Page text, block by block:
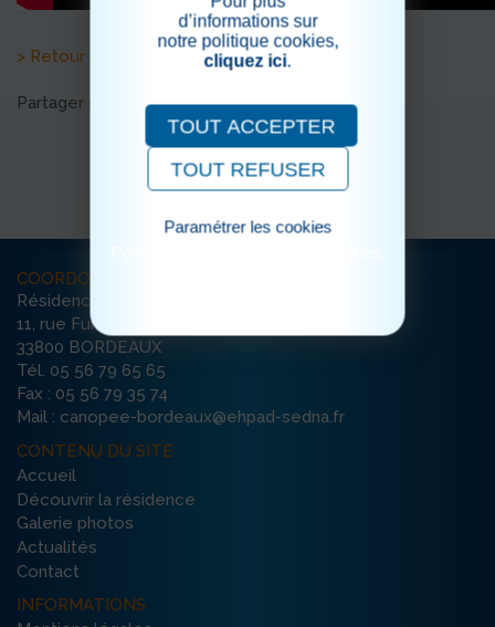
> Retour aux actualités
Partager sur les réseaux sociaux
COORDONNÉES
Résidence La Canopée
11, rue Furtado
33800 BORDEAUX
Tél. 05 56 79 65 65
Fax : 05 56 79 35 74
Mail : canopee-bordeaux@ehpad-sedna.fr
CONTENU DU SITE
Accueil
Découvrir la résidence
Galerie photos
Actualités
Contact
INFORMATIONS
d’informations sur
notre politique cookies,
cliquez ici.
TOUT ACCEPTER
TOUT REFUSER
Paramétrer les cookies